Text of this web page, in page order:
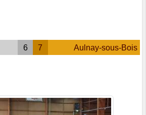
6 7 Aulnay-sous-Bois